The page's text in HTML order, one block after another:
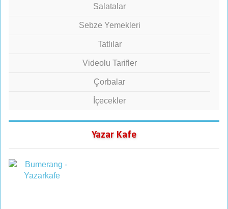
Salatalar
Sebze Yemekleri
Tatlılar
Videolu Tarifler
Çorbalar
İçecekler
Yazar Kafe